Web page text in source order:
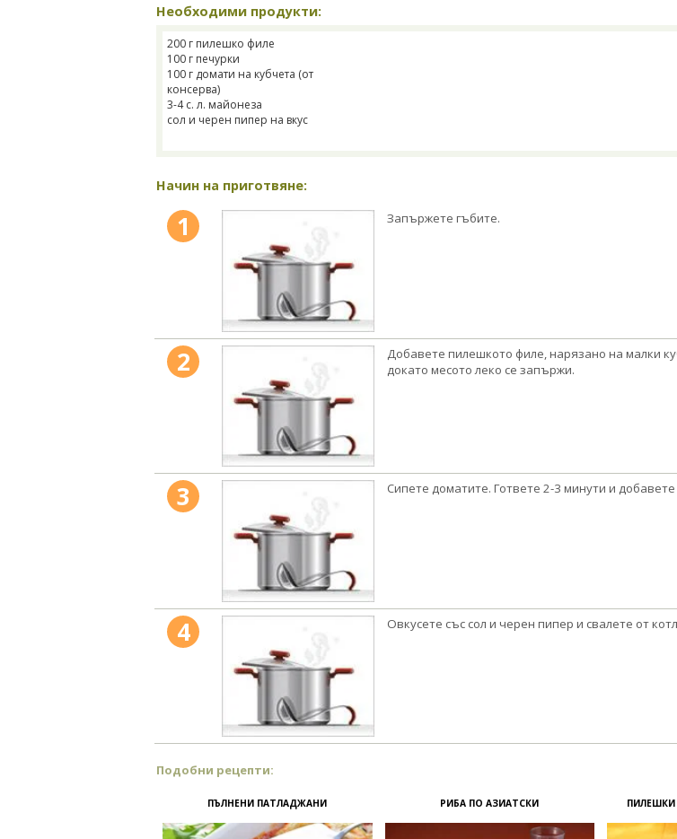
Необходими продукти:
200 г пилешко филе
100 г печурки
100 г домати на кубчета (от
консерва)
3-4 с. л. майонеза
сол и черен пипер на вкус
Начин на приготвяне:
1 Запържете гъбите.
2
Добавете пилешкото филе, нарязано на малки
докато месото леко се запържи.
3 Сипете доматите. Гответе 2-3 минути и
4 Овкусете със сол и черен пипер и свалете от
Подобни рецепти:
ПЪЛНЕНИ ПАТЛАДЖАНИ РИБА ПО АЗИАТСКИ ПИЛЕШКИ